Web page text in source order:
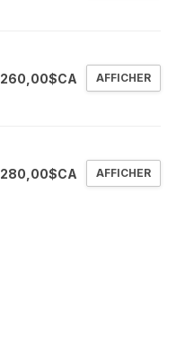
260,00$CA AFFICHER
280,00$CA AFFICHER